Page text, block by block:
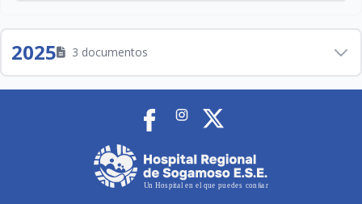
2025 3 documentos